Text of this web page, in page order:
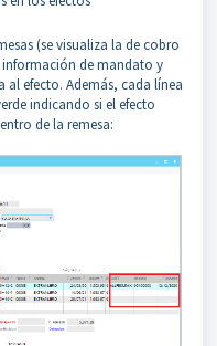
(se visualiza la de cobro
de mandato y
al efecto. Además, cada línea
indicando si el efecto
de la remesa: